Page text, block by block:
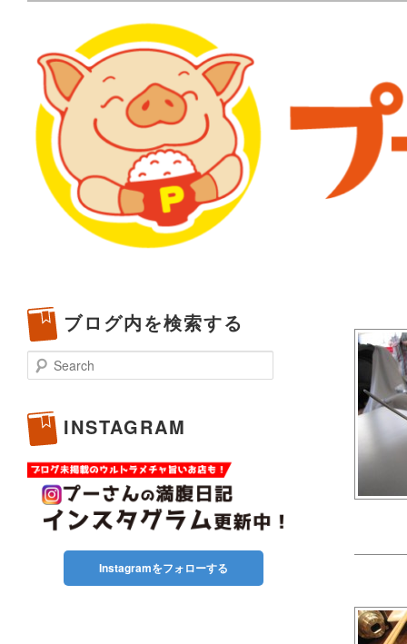
プーさんの満腹日記 |
豊中・箕面)のランチ＆
化してます。
ブログ内を検索する
Search
INSTAGRAM
Instagramをフォローする